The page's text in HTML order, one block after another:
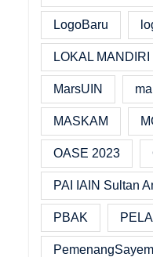
LogoBaru
LOKAL MANDIRI
MarsUIN
MASKAM
OASE 2023
PAI IAIN Sultan
PBAK